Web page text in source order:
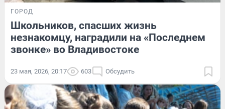
ГОРОД
Школьников, спасших жизнь
незнакомцу, наградили на «Последнем
звонке» во Владивостоке
23 мая, 2026, 20:17 603 Обсудить